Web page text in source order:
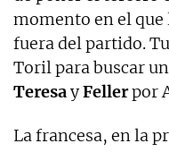
momento en el
fuera del partido.
Toril para buscar
TeresayFellerpor
La francesa, en la